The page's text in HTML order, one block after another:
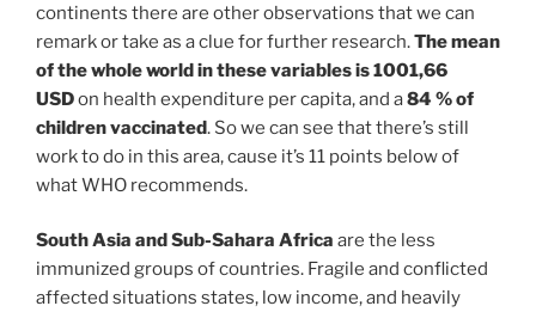
continents there are other observations that we can
remark or take as a clue for further research.The mean
of the whole world in these variables is 1001,66
USDon health expenditure per capita, and a84 % of
children vaccinated. So we can see that there’s still
work to do in this area, cause it’s 11 points below of
what WHO recommends.
South Asia and Sub-Sahara Africa are the less
immunized groups of countries. Fragile and conflicted
affected situations states, low income, and heavily